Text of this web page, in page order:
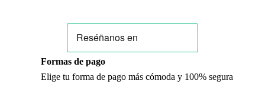
Formas de pago
Elige tu forma de pago más cómoda y 100% segura